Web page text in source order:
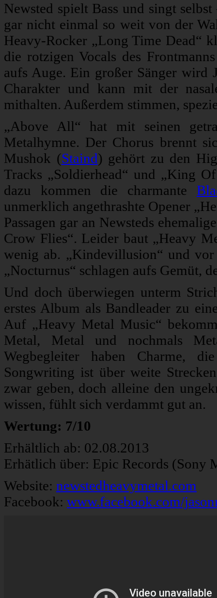
Newsted spielt Bass und singt
gar nicht einmal so weit von der
Heavy-Rocker „Long Time Dead“
die rotzigen Vocals des
aufs Auge. Ein großer Sänger wird
Charakter und kann mit der
mithalten. Außerdem stimmen,
„Above All“ hat mit seinen
Metalhymne. Der Chorus brennt
Mushok (Staind) gehört zu den
Tracks „Soldierhead“ und „King
dazu kommen die charmante
unmerklich angethrashte Opener
Passagen gar an Newsteds
Crow Flies“. Leider baut „Heavy
wenig ab. „Kindevillusion“ und
„Nocturnus“ schlagen aufs Gemüt,
Und doch überwiegen unterm
erstes Album als Bandleader zu
Auf „Heavy Metal Music“
Metal, Metal und nochmals
Wegbegleiter haben Charme,
Songwriting ist über weite
zwar geben, doch alleine den
wissen, fühlt sich verdammt gut an.
Wertung: 7/10
Erhältlich ab: 02.08.2013
Erhätlich über: Epic Records (Sony
Website: newstedheavymetal.com
Facebook: www.facebook.com/